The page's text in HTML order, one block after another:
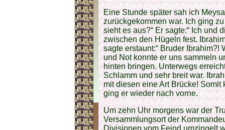
Eine Stunde später sah ich
zurückgekommen war. Ich ging
sieht es aus?“ Er sagte:“ Ich und
zwischen den Hügeln fest.
sagte erstaunt:“ Bruder Ibrahim?!
und Not konnte er uns sammeln
hinten bringen. Unterwegs
Schlamm und sehr breit war.
mit diesen eine Art Brücke!
ging er wieder nach vorne.
Um zehn Uhr morgens war der
Versammlungsort der
Divisionen vom Feind umzingelt